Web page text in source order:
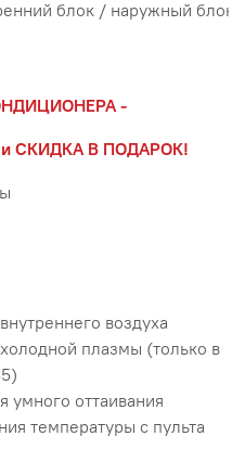
блок / наружный блок
-
СКИДКА В ПОДАРОК!
воздуха
плазмы (только в
умного оттаивания
температуры с пульта